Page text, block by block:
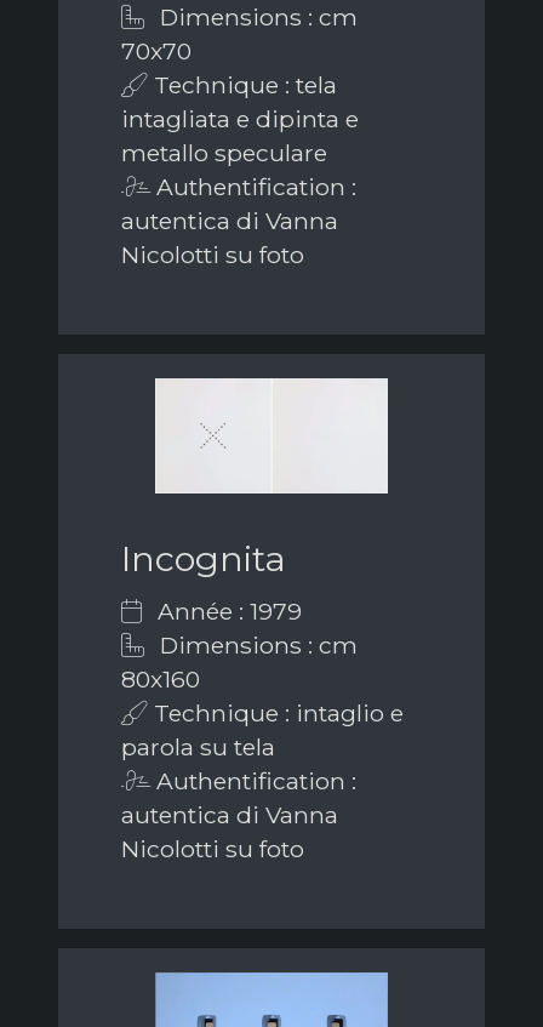
Dimensions : cm
70x70
Technique : tela
intagliata e dipinta e
metallo speculare
Authentification :
autentica di Vanna
Nicolotti su foto
Incognita
Année : 1979
Dimensions : cm
80x160
Technique : intaglio e
parola su tela
Authentification :
autentica di Vanna
Nicolotti su foto